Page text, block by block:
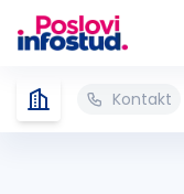
Kontakt